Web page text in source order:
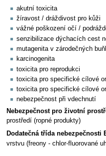
akutní toxicita
žíravost / dráždivost pro kůži
vážné poškození očí /
senzibilizace dýchacích cest
mutagenita v zárodečných
karcinogenita
toxicita pro reprodukci
toxicita pro specifické cílové
toxicita pro specifické cílové
nebezpečnost při vdechnutí
Nebezpečnost pro životní
prostředí (ropné produkty)
Dodatečná třída nebezpečnosti
vrstvu (freony - chlor-fluorované